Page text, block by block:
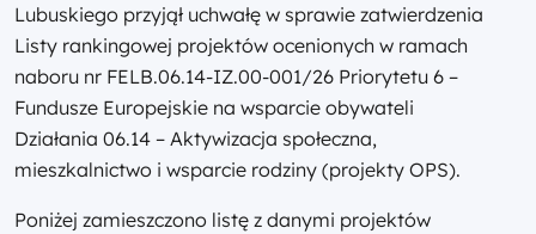
Lubuskiego przyjął uchwałę w sprawie zatwierdzenia
Listy rankingowej projektów ocenionych w ramach
naboru nr FELB.06.14-IZ.00-001/26 Priorytetu 6 –
Fundusze Europejskie na wsparcie obywateli
Działania 06.14 – Aktywizacja społeczna,
mieszkalnictwo i wsparcie rodziny (projekty OPS).
Poniżej zamieszczono listę z danymi projektów